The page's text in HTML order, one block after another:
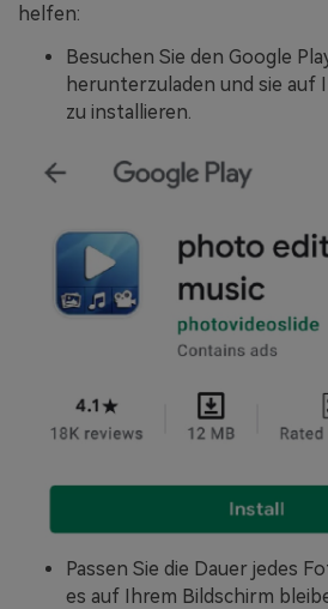
helfen:
Besuchen Sie den Google
herunterzuladen und sie auf
zu installieren.
Passen Sie die Dauer jedes
es auf Ihrem Bildschirm